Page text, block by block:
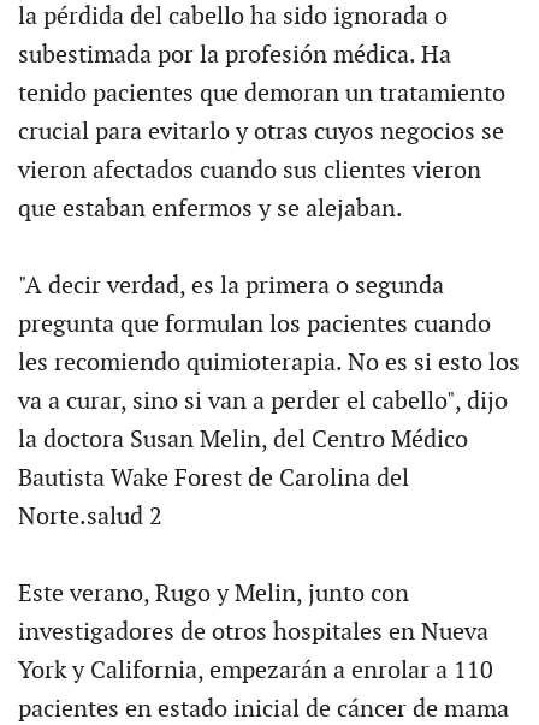
la pérdida del cabello ha sido ignorada o
subestimada por la profesión médica. Ha
tenido pacientes que demoran un tratamiento
crucial para evitarlo y otras cuyos negocios se
vieron afectados cuando sus clientes vieron
que estaban enfermos y se alejaban.
"A decir verdad, es la primera o segunda
pregunta que formulan los pacientes cuando
les recomiendo quimioterapia. No es si esto los
va a curar, sino si van a perder el cabello", dijo
la doctora Susan Melin, del Centro Médico
Bautista Wake Forest de Carolina del
Norte.salud 2
Este verano, Rugo y Melin, junto con
investigadores de otros hospitales en Nueva
York y California, empezarán a enrolar a 110
pacientes en estado inicial de cáncer de mama